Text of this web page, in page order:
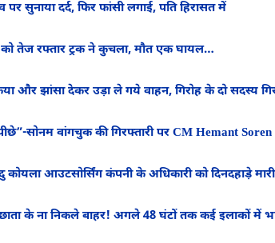
सुनाया दर्द, फिर फांसी लगाई, पति हिरासत में
तेज रफ्तार ट्रक ने कुचला, मौत एक घायल…
और झांसा देकर उड़ा ले गये वाहन, गिरोह के दो सदस्य
सोनम वांगचुक की गिरफ्तारी पर CM Hemant
आउटसोर्सिंग कंपनी के अधिकारी को दिनदहाड़े
के ना निकले बाहर! अगले 48 घंटों तक कई इलाकों में